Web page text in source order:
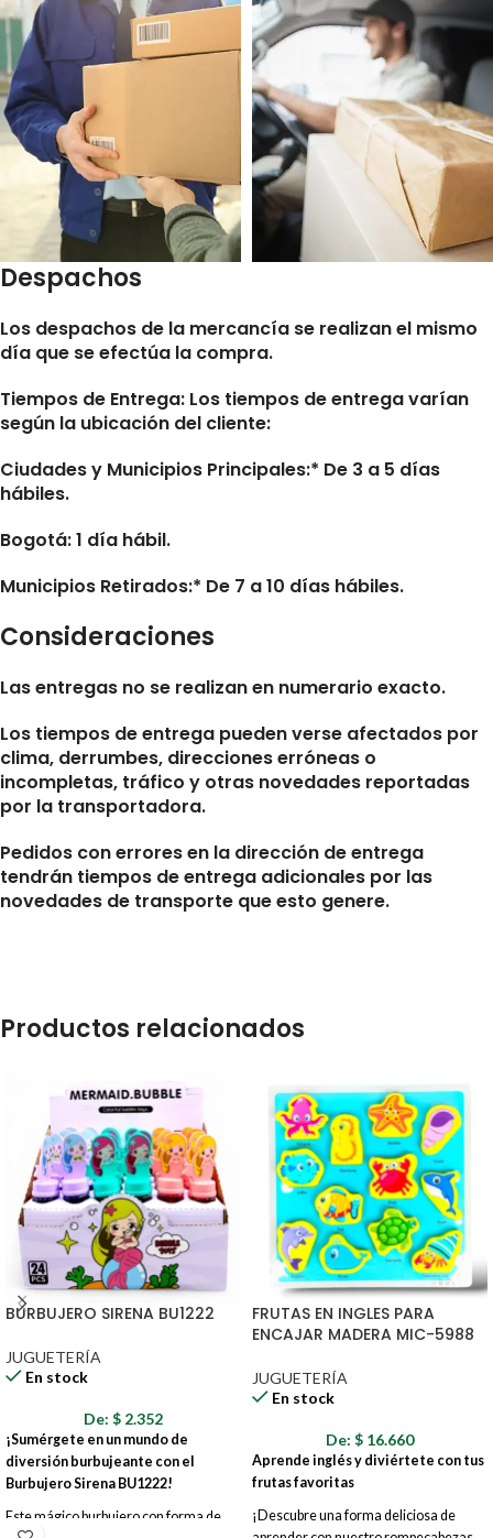
Despachos
Los despachos de la mercancía se realizan el mismo
día que se efectúa la compra.
Tiempos de Entrega: Los tiempos de entrega varían
según la ubicación del cliente:
Ciudades y Municipios Principales:* De 3 a 5 días
hábiles.
Bogotá: 1 día hábil.
Municipios Retirados:* De 7 a 10 días hábiles.
Consideraciones
Las entregas no se realizan en numerario exacto.
Los tiempos de entrega pueden verse afectados por
clima, derrumbes, direcciones erróneas o
incompletas, tráfico y otras novedades reportadas
por la transportadora.
Pedidos con errores en la dirección de entrega
tendrán tiempos de entrega adicionales por las
novedades de transporte que esto genere.
Productos relacionados
BURBUJERO SIRENA BU1222
JUGUETERÍA
En stock
De: $ 2.352
¡Sumérgete en un mundo de
diversión burbujeante con el
Burbujero Sirena BU1222!
Este mágico burbujero con forma de
FRUTAS EN INGLES PARA
ENCAJAR MADERA MIC-5988
JUGUETERÍA
En stock
De: $ 16.660
Aprende inglés y diviértete con tus
frutas favoritas
¡Descubre una forma deliciosa de